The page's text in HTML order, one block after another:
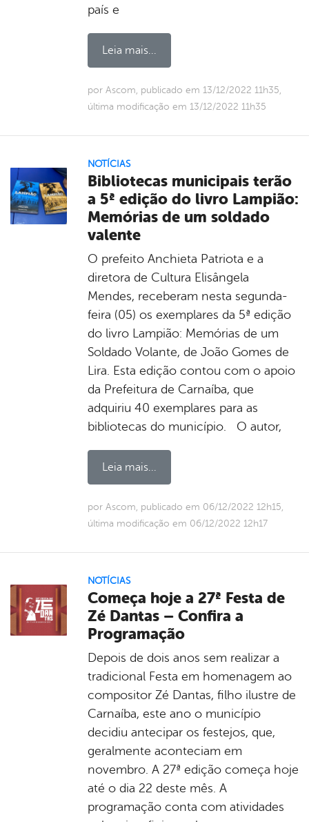
país e
Leia mais...
por Ascom, publicado em 13/12/2022 11h35,
última modificação em 13/12/2022 11h35
NOTÍCIAS
Bibliotecas municipais terão
a 5ª edição do livro Lampião:
Memórias de um soldado
valente
O prefeito Anchieta Patriota e a
diretora de Cultura Elisângela
Mendes, receberam nesta segunda-
feira (05) os exemplares da 5ª edição
do livro Lampião: Memórias de um
Soldado Volante, de João Gomes de
Lira. Esta edição contou com o apoio
da Prefeitura de Carnaíba, que
adquiriu 40 exemplares para as
bibliotecas do município. O autor,
Leia mais...
por Ascom, publicado em 06/12/2022 12h15,
última modificação em 06/12/2022 12h17
NOTÍCIAS
Começa hoje a 27ª Festa de
Zé Dantas – Confira a
Programação
Depois de dois anos sem realizar a
tradicional Festa em homenagem ao
compositor Zé Dantas, filho ilustre de
Carnaíba, este ano o município
decidiu antecipar os festejos, que,
geralmente aconteciam em
novembro. A 27ª edição começa hoje
até o dia 22 deste mês. A
programação conta com atividades